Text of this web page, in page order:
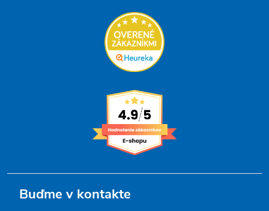
Buďme v kontakte